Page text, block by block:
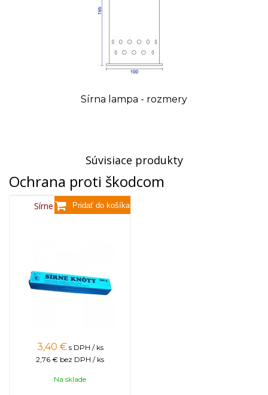
Sírna lampa - rozmery
Súvisiace produkty
Ochrana proti škodcom
Sírne knôty - 250 g
3,40 € s DPH / ks
2,76 € bez DPH / ks
Na sklade